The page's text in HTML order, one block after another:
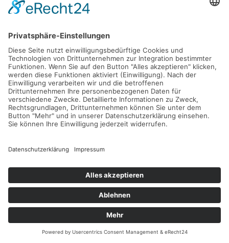
Vielseitiges Aktivhotel am Walchsee in Tirol für Familien, Paare
und Tennisgruppen
Weiterlesen...
Kalimera Kriti Hotel & Village Resort